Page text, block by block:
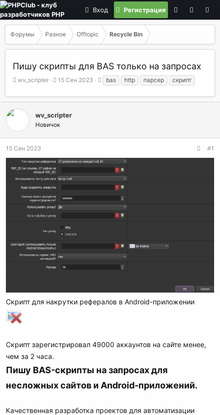
Вход Регистрация
Форумы Разное Offtopic Recycle Bin
Пишу скрипты для BAS только на запросах
А
т
е
ы
wv_scripter
Д
т
н
а
а
15 Сен 2023
е
г
bas http парсер скрипт
wv_scripter
Новичок
15 Сен 2023 #1
Скрипт для накрутки рефералов в Android-приложении
Скрипт зарегистрировал 49000 аккаунтов на сайте менее,
чем за 2 часа.
Пишу BAS-скрипты на запросах для
несложных сайтов и Android-приложений.
Качественная разработка проектов для автоматизации